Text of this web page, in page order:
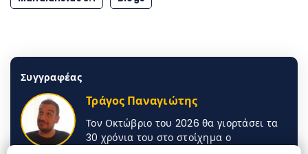
Συγγραφέας
Τράγος Παναγιώτης
Τον Οκτώβριο του 2026 θα γιορτάσει τα
30 χρόνια του στο στοίχημα ο